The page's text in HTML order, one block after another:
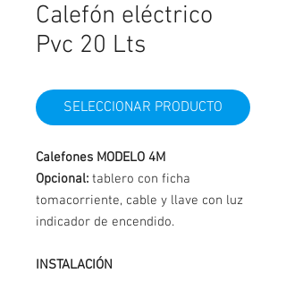
Calefón eléctrico
Pvc 20 Lts
SELECCIONAR PRODUCTO
Calefones MODELO 4M
Opcional: tablero con ficha
tomacorriente, cable y llave con luz
indicador de encendido.
INSTALACIÓN